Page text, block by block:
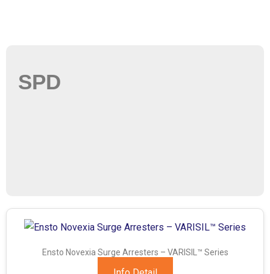
SPD
Ensto Novexia Surge Arresters – VARISIL™ Series